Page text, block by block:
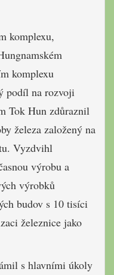
komplexu,
komplexu
podíl na rozvoji
Tok Hun zdůraznil
železa založený na
Vyzdvihl
výrobu a
výrobků
budov s 10 tisíci
železnice jako
s hlavními úkoly